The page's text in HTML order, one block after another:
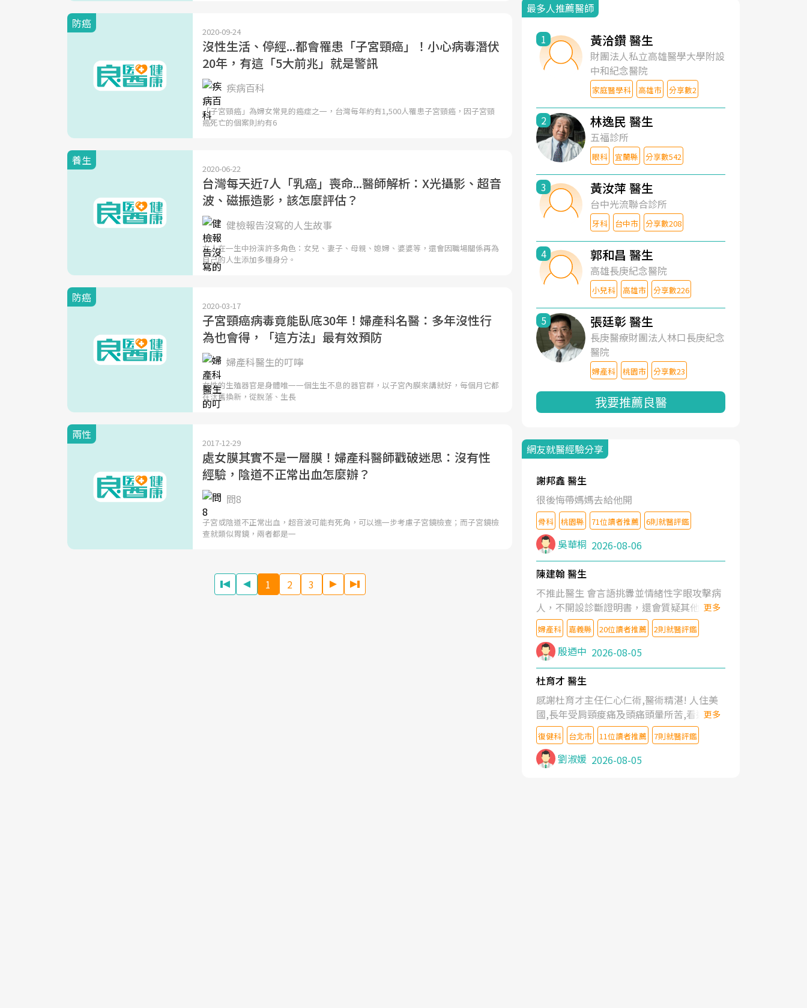
防癌
2020-09-24
沒性生活、停經...都會罹患「子宮頸癌」！小心病毒潛伏
20年，有這「5大前兆」就是警訊
疾病百科
「子宮頸癌」為婦女常見的癌症之一，台灣每年約有1,500人罹患子宮頸癌，因子宮頸
癌死亡的個案則約有6
養生
2020-06-22
台灣每天近7人「乳癌」喪命...醫師解析：X光攝影、超音
波、磁振造影，該怎麼評估？
健檢報告沒寫的人生故事
女人在一生中扮演許多角色：女兒、妻子、母親、媳婦、婆婆等，還會因職場關係再為
自己的人生添加多種身分。
防癌
2020-03-17
子宮頸癌病毒竟能臥底30年！婦產科名醫：多年沒性行
為也會得，「這方法」最有效預防
婦產科醫生的叮嚀
女性的生殖器官是身體唯一一個生生不息的器官群，以子宮內膜來講就好，每個月它都
在汰舊換新，從脫落、生長
兩性
2017-12-29
處女膜其實不是一層膜！婦產科醫師戳破迷思：沒有性
經驗，陰道不正常出血怎麼辦？
問8
子宮或陰道不正常出血，超音波可能有死角，可以進一步考慮子宮鏡檢查；而子宮鏡檢
查就類似胃鏡，兩者都是一
1 2 3
最多人推薦醫師
1 黃洽鑽 醫生
財團法人私立高雄醫學大學附設
中和紀念醫院
家庭醫學科 高雄市 分享數2
2 林逸民 醫生
五福診所
眼科 宜蘭縣 分享數542
3 黃汝萍 醫生
台中光流聯合診所
牙科 台中市 分享數208
4 郭和昌 醫生
高雄長庚紀念醫院
小兒科 高雄市 分享數226
5 張廷彰 醫生
長庚醫療財團法人林口長庚紀念
醫院
婦產科 桃園市 分享數23
我要推薦良醫
網友就醫經驗分享
謝邦鑫 醫生
很後悔帶媽媽去給他開
骨科 桃園縣 71位讀者推薦 6則就醫評鑑
吳華桐 2026-08-06
陳建翰 醫生
不推此醫生 會言語挑釁並情緒性字眼攻擊病
人，不開設診斷證明書，還會質疑其他醫生
的判斷！
更多
婦產科 嘉義縣 20位讀者推薦 2則就醫評鑑
殷迺中 2026-08-05
杜育才 醫生
感謝杜育才主任仁心仁術,醫術精湛! 人住美
國,長年受肩頸痠痛及頭痛頭暈所苦,看遍名醫
教授,做了各種檢查,也嘗試過西醫打針,中醫
針灸及物理徒手治療都沒有用,後來連吃到嗎
啡類止痛藥都效果有限,只是壓症狀,沒多久就
痛起來,多年失眠嚴重影響生活品質. 台灣親
更多
復健科 台北市 11位讀者推薦 7則就醫評鑑
劉淑媛 2026-08-05